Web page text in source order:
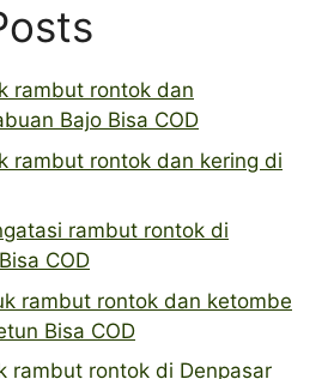
rambut rontok dan
Bajo Bisa COD
rambut rontok dan kering di
rambut rontok di
COD
rambut rontok dan ketombe
Bisa COD
rambut rontok di Denpasar